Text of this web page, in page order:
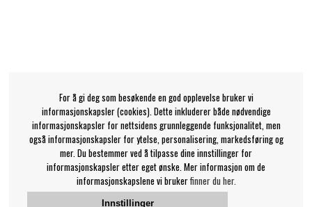
For å gi deg som besøkende en god opplevelse bruker vi
informasjonskapsler (cookies). Dette inkluderer både nødvendige
informasjonskapsler for nettsidens grunnleggende funksjonalitet, men
også informasjonskapsler for ytelse, personalisering, markedsføring og
mer. Du bestemmer ved å tilpasse dine innstillinger for
informasjonskapsler etter eget ønske. Mer informasjon om de
informasjonskapslene vi brukerfinner du her.
Innstillinger